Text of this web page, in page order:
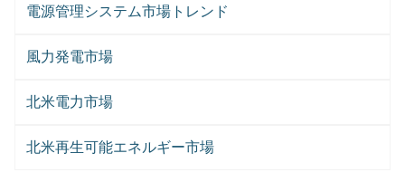
電源管理システム市場トレンド
風力発電市場
北米電力市場
北米再生可能エネルギー市場